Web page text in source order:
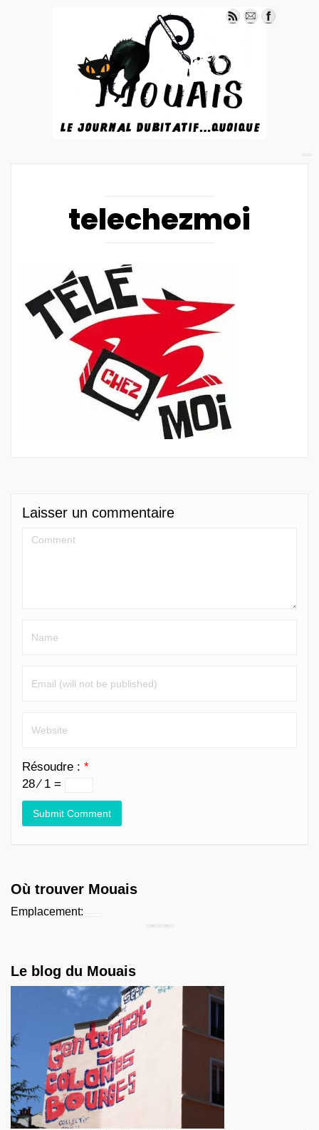
telechezmoi
Laisser un commentaire
Résoudre : *
28 ⁄ 1 =
Où trouver Mouais
Emplacement:
Le blog du Mouais